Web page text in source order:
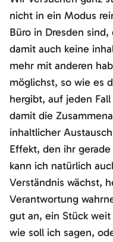
nicht in ein Modus
Büro in Dresden
damit auch keine
mehr mit anderen
möglichst, so wie es
hergibt, auf jeden
damit die
inhaltlicher
Effekt, den ihr
kann ich natürlich
Verständnis wächst,
Verantwortung
gut an, ein Stück
wie soll ich sagen,